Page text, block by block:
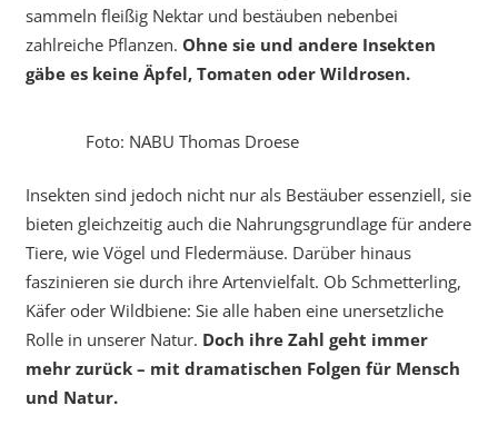
sammeln fleißig Nektar und bestäuben nebenbei
zahlreiche Pflanzen. Ohne sie und andere Insekten
gäbe es keine Äpfel, Tomaten oder Wildrosen.
Foto: NABU Thomas Droese
Insekten sind jedoch nicht nur als Bestäuber essenziell, sie
bieten gleichzeitig auch die Nahrungsgrundlage für andere
Tiere, wie Vögel und Fledermäuse. Darüber hinaus
faszinieren sie durch ihre Artenvielfalt. Ob Schmetterling,
Käfer oder Wildbiene: Sie alle haben eine unersetzliche
Rolle in unserer Natur. Doch ihre Zahl geht immer
mehr zurück – mit dramatischen Folgen für Mensch
und Natur.